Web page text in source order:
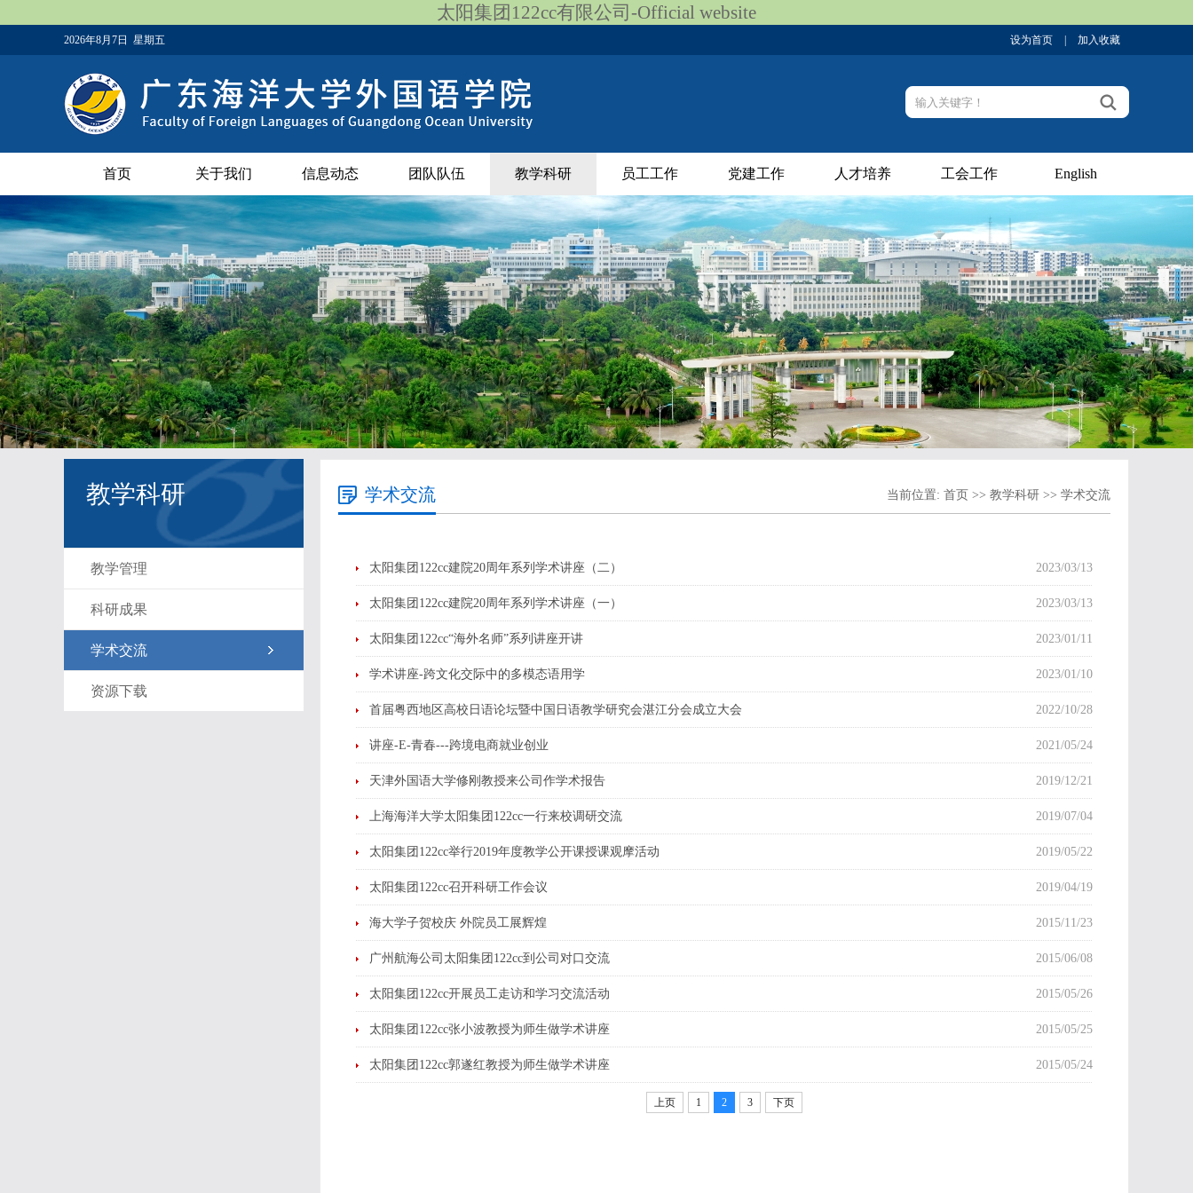
太阳集团122cc有限公司-Official website
2026年8月7日 星期五 设为首页 加入收藏
首页 关于我们 信息动态 团队队伍 教学科研 员工工作 党建工作 人才培养 工会工作 English
教学科研
教学管理
科研成果
学术交流
资源下载
学术交流 当前位置: 首页 >> 教学科研 >> 学术交流
太阳集团122cc建院20周年系列学术讲座（二） 2023/03/13
太阳集团122cc建院20周年系列学术讲座（一） 2023/03/13
太阳集团122cc“海外名师”系列讲座开讲 2023/01/11
学术讲座-跨文化交际中的多模态语用学 2023/01/10
首届粤西地区高校日语论坛暨中国日语教学研究会湛江分会成立大会 2022/10/28
讲座-E-青春---跨境电商就业创业 2021/05/24
天津外国语大学修刚教授来公司作学术报告 2019/12/21
上海海洋大学太阳集团122cc一行来校调研交流 2019/07/04
太阳集团122cc举行2019年度教学公开课授课观摩活动 2019/05/22
太阳集团122cc召开科研工作会议 2019/04/19
海大学子贺校庆 外院员工展辉煌 2015/11/23
广州航海公司太阳集团122cc到公司对口交流 2015/06/08
太阳集团122cc开展员工走访和学习交流活动 2015/05/26
太阳集团122cc张小波教授为师生做学术讲座 2015/05/25
太阳集团122cc郭遂红教授为师生做学术讲座 2015/05/24
上页 1 2 3 下页